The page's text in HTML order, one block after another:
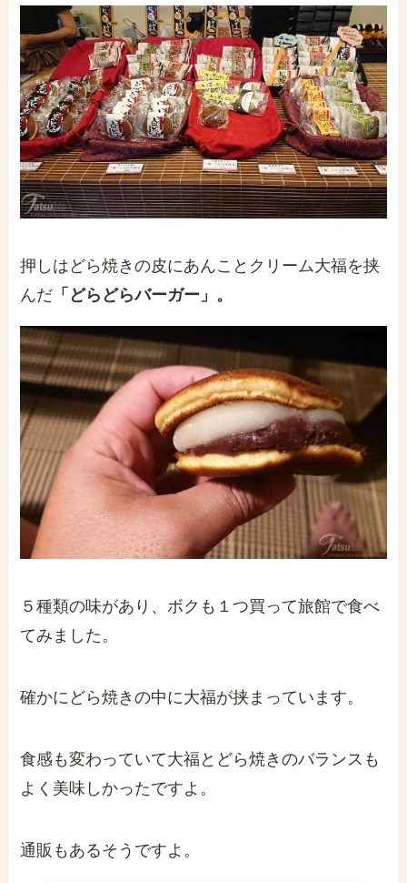
押しはどら焼きの皮にあんことクリーム大福を挟
んだ 「どらどらバーガー」。
５種類の味があり、ボクも１つ買って旅館で食べ
てみました。
確かにどら焼きの中に大福が挟まっています。
食感も変わっていて大福とどら焼きのバランスも
よく美味しかったですよ。
通販もあるそうですよ。